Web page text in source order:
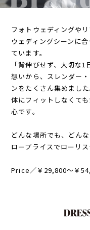
フォトウェディングや
ウェディングシーンに
ています。
「背伸びせず、大切な
想いから、スレンダー
ンをたくさん集めました
体にフィットしなくて
心です。
どんな場所でも、どん
ロープライスでローリス
Price／￥29,800〜￥